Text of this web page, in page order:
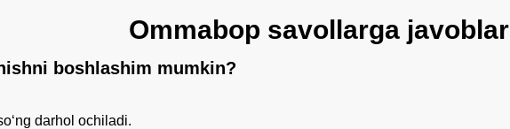
Ommabop savollarga javoblar
boshlashim mumkin?
darhol ochiladi.